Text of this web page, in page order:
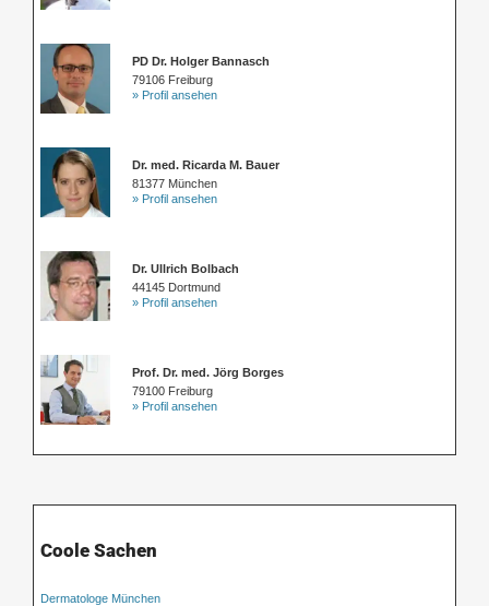
PD Dr. Holger Bannasch
79106 Freiburg
» Profil ansehen
Dr. med. Ricarda M. Bauer
81377 München
» Profil ansehen
Dr. Ullrich Bolbach
44145 Dortmund
» Profil ansehen
Prof. Dr. med. Jörg Borges
79100 Freiburg
» Profil ansehen
Coole Sachen
Dermatologe München